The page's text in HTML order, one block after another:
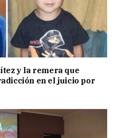
y la remera que
en el juicio por